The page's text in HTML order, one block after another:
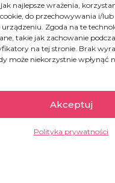
najlepsze wrażenia,
do przechowywania i/
Zgoda na te
takie jak zachowanie
na tej stronie. Brak
może niekorzystnie wpłynąć
Akceptuj
Polityka prywatności
dobra